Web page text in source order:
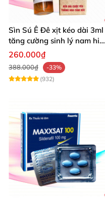
Sìn Sú Ê Đê xịt kéo dài 3ml
tăng cường sinh lý nam hiệu
quả
260.000₫
388.000₫
-33%
(932)